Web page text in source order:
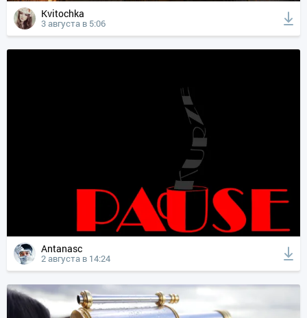
Kvitochka
3 августа в 5:06
Antanasc
2 августа в 14:24